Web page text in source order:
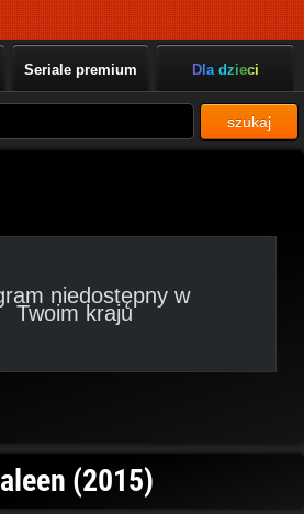
Seriale premium Dla dzieci
szukaj
niedostępny w
Twoim kraju
(2015)